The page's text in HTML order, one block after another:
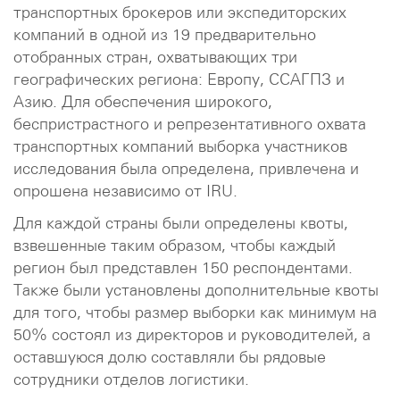
транспортных брокеров или экспедиторских
компаний в одной из 19 предварительно
отобранных стран, охватывающих три
географических региона: Европу, ССАГПЗ и
Азию. Для обеспечения широкого,
беспристрастного и репрезентативного охвата
транспортных компаний выборка участников
исследования была определена, привлечена и
опрошена независимо от IRU.
Для каждой страны были определены квоты,
взвешенные таким образом, чтобы каждый
регион был представлен 150 респондентами.
Также были установлены дополнительные квоты
для того, чтобы размер выборки как минимум на
50% состоял из директоров и руководителей, а
оставшуюся долю составляли бы рядовые
сотрудники отделов логистики.